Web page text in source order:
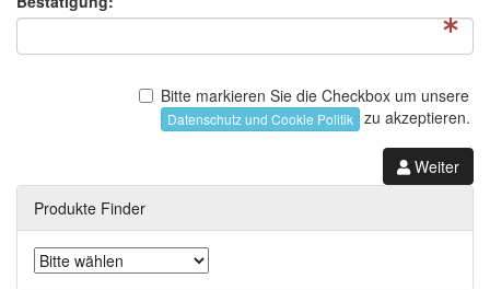
Bitte markieren Sie die Checkbox um unsere
Datenschutz und Cookie Politik zu akzeptieren.
Weiter
Produkte Finder